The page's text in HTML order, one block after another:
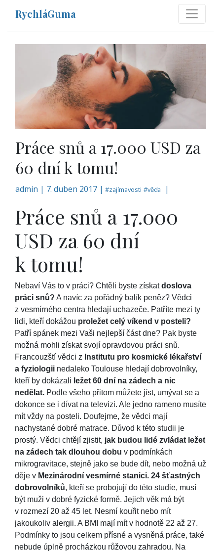
RychláGuma
Práce snů a 17.000 USD za
60 dní k tomu!
admin | 7. duben 2017 |#zajímavosti #věda |
Práce snů a 17.000
USD za 60 dní
k tomu!
Nebaví Vás to v práci? Chtěli byste získatdoslova
práci snů? A navíc za pořádný balík peněz? Vědci
z vesmírného centra hledají uchazeče. Patříte mezi ty
lidi, kteří dokážou proležet celý víkend v posteli?
Patří spánek mezi Vaši nejlepší část dne? Pak byste
možná mohli získat svojí opravdovou práci snů.
Francouzští vědci z Institutu pro kosmické lékařství
a fyziologii nedaleko Toulouse hledají dobrovolníky,
kteří by dokázali ležet 60 dní na zádech a nic
nedělat. Podle všeho přitom můžete jíst, umývat se a
dokonce se i dívat na televizi. Ale jedno rameno musíte
mít vždy na posteli. Doufejme, že vědci mají
nachystané dobré matrace. Důvod k této studii je
prostý. Vědci chtějí zjistit, jak budou lidé zvládat ležet
na zádech tak dlouhou dobu v podmínkách
mikrogravitace, stejně jako se bude dít, nebo možná už
děje v Mezinárodní vesmírné stanici. 24 šťastných
dobrovolníků, kteří se probojují do této studie, musí
být muži v dobré fyzické formě. Jejich věk má být
v rozmezí 20 až 45 let. Nesmí kouřit nebo mít
jakoukoliv alergii. A BMI mají mít v hodnotě 22 až 27.
Podmínky to jsou celkem přísné a vysněná práce, také
nebude úplně procházkou růžovou zahradou. Na